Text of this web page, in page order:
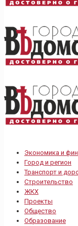
Экономика и
Город и регион
Транспорт и
Строительство
ЖКХ
Проекты
Общество
Образование